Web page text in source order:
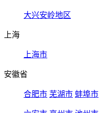
大兴安岭地区
上海
上海市
安徽省
合肥市 芜湖市 蚌埠市